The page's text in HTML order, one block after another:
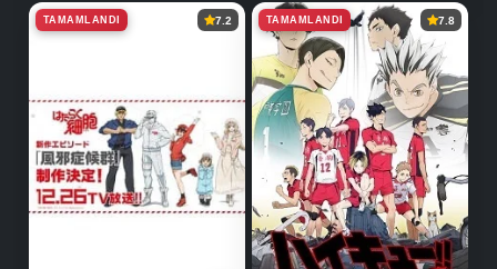
TAMAMLANDI 7.2 TAMAMLANDI 7.8